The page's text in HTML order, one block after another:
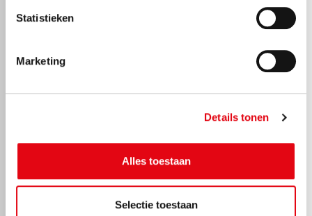
Statistieken
Marketing
Details tonen
Alles toestaan
Selectie toestaan